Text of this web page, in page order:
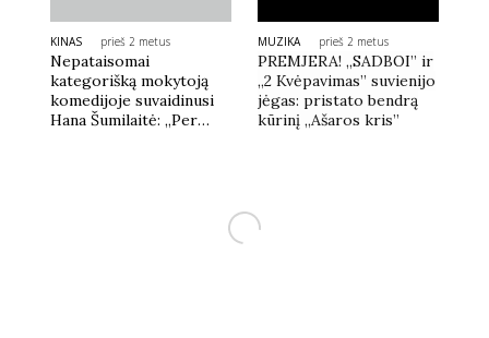
KINAS prieš 2 metus
Nepataisomai
kategorišką mokytoją
komedijoje suvaidinusi
Hana Šumilaitė: „Per
MUZIKA prieš 2 metus
PREMJERA! „SADBOI” ir
„2 Kvėpavimas” suvienijo
jėgas: pristato bendrą
kūrinį „Ašaros kris”